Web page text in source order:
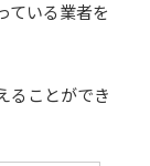
ている業者を
ることができ